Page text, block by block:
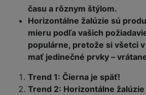
času a rôznym štýlom.
Horizontálne žalúzie sú
mieru podľa vašich
populárne, pretože si všetci
mať jedinečné prvky –
Trend 1: Čierna je späť!
Trend 2: Horizontálne